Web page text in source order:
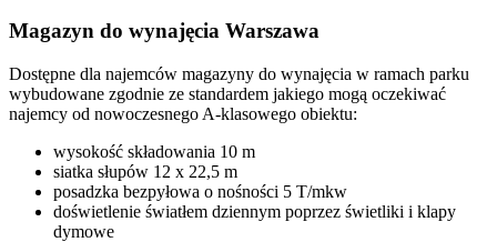
Magazyn do wynajęcia Warszawa
Dostępne dla najemców magazyny do wynajęcia w ramach parku
wybudowane zgodnie ze standardem jakiego mogą oczekiwać
najemcy od nowoczesnego A-klasowego obiektu:
wysokość składowania 10 m
siatka słupów 12 x 22,5 m
posadzka bezpyłowa o nośności 5 T/mkw
doświetlenie światłem dziennym poprzez świetliki i klapy
dymowe